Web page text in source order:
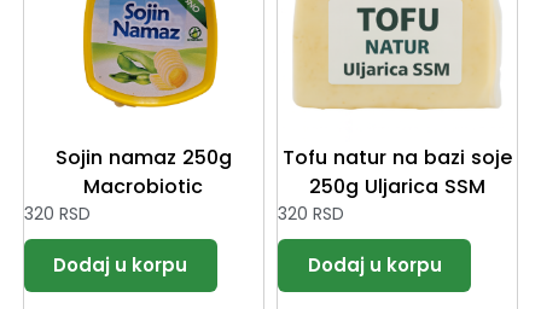
Sojin namaz 250g
Macrobiotic
320 RSD
Tofu natur na bazi soje
250g Uljarica SSM
320 RSD